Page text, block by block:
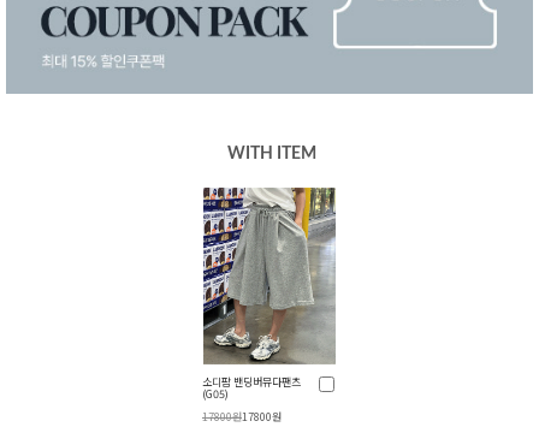
WITH ITEM
소디팜 밴딩버뮤다팬츠
(G05)
17800원17800원